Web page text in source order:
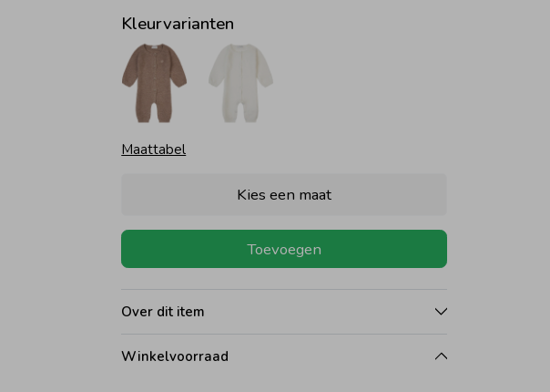
Kleurvarianten
Maattabel
Kies een maat
Toevoegen
Over dit item
Winkelvoorraad